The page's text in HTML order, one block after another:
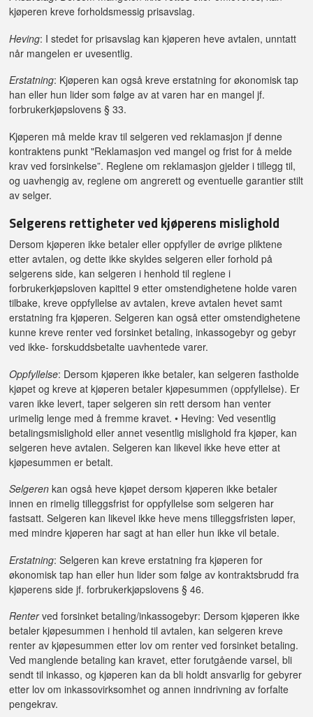
kjøperen kreve forholdsmessig prisavslag.
Heving: I stedet for prisavslag kan kjøperen heve avtalen, unntatt
når mangelen er uvesentlig.
Erstatning: Kjøperen kan også kreve erstatning for økonomisk tap
han eller hun lider som følge av at varen har en mangel jf.
forbrukerkjøpslovens § 33.
Kjøperen må melde krav til selgeren ved reklamasjon jf denne
kontraktens punkt "Reklamasjon ved mangel og frist for å melde
krav ved forsinkelse”. Reglene om reklamasjon gjelder i tillegg til,
og uavhengig av, reglene om angrerett og eventuelle garantier stilt
av selger.
Selgerens rettigheter ved kjøperens mislighold
Dersom kjøperen ikke betaler eller oppfyller de øvrige pliktene
etter avtalen, og dette ikke skyldes selgeren eller forhold på
selgerens side, kan selgeren i henhold til reglene i
forbrukerkjøpsloven kapittel 9 etter omstendighetene holde varen
tilbake, kreve oppfyllelse av avtalen, kreve avtalen hevet samt
erstatning fra kjøperen. Selgeren kan også etter omstendighetene
kunne kreve renter ved forsinket betaling, inkassogebyr og gebyr
ved ikke- forskuddsbetalte uavhentede varer.
Oppfyllelse: Dersom kjøperen ikke betaler, kan selgeren fastholde
kjøpet og kreve at kjøperen betaler kjøpesummen (oppfyllelse). Er
varen ikke levert, taper selgeren sin rett dersom han venter
urimelig lenge med å fremme kravet. • Heving: Ved vesentlig
betalingsmislighold eller annet vesentlig mislighold fra kjøper, kan
selgeren heve avtalen. Selgeren kan likevel ikke heve etter at
kjøpesummen er betalt.
Selgeren kan også heve kjøpet dersom kjøperen ikke betaler
innen en rimelig tilleggsfrist for oppfyllelse som selgeren har
fastsatt. Selgeren kan likevel ikke heve mens tilleggsfristen løper,
med mindre kjøperen har sagt at han eller hun ikke vil betale.
Erstatning: Selgeren kan kreve erstatning fra kjøperen for
økonomisk tap han eller hun lider som følge av kontraktsbrudd fra
kjøperens side jf. forbrukerkjøpslovens § 46.
Renterved forsinket betaling/inkassogebyr: Dersom kjøperen ikke
betaler kjøpesummen i henhold til avtalen, kan selgeren kreve
renter av kjøpesummen etter lov om renter ved forsinket betaling.
Ved manglende betaling kan kravet, etter forutgående varsel, bli
sendt til inkasso, og kjøperen kan da bli holdt ansvarlig for gebyrer
etter lov om inkassovirksomhet og annen inndrivning av forfalte
pengekrav.